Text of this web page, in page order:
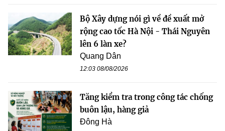
Bộ Xây dựng nói gì về đề xuất mở
rộng cao tốc Hà Nội - Thái Nguyên
lên 6 làn xe?
Quang Dân
12:03 08/08/2026
Tăng kiểm tra trong công tác chống
buôn lậu, hàng giả
Đông Hà